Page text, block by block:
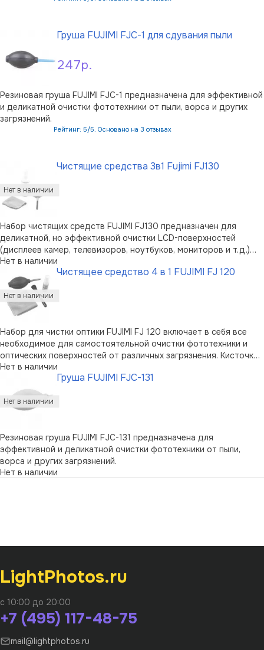
247р.
Груша FUJIMI FJС-1 для сдувания пыли
Резиновая груша FUJIMI FJС-1 предназначена для эффективной
и деликатной очистки фототехники от пыли, ворса и других
загрязнений.
Рейтинг: 5/5. Основано на 3 отзывах
Чистящие средства 3в1 Fujimi FJ130
Набор чистящих средств FUJIMI FJ130 предназначен для
деликатной, но эффективной очистки LCD-поверхностей
(дисплеев камер, телевизоров, ноутбуков, мониторов и т.д.)
Набор включает в себя кисточку для удаления крупных
загрязнений, безворсовую салфетку из микрофибры и
бутылочку спрея.
Нет в наличии
Чистящее средство 4 в 1 FUJIMI FJ 120
Набор для чистки оптики FUJIMI FJ 120 включает в себя все
необходимое для самостоятельной очистки фототехники и
оптических поверхностей от различных загрязнения. Кисточка
с мягким ворсом позволяет смахнуть крупные частицы грязи,
большая груша служит для деликатной очистки
труднодоступных мест от …
Нет в наличии
Груша FUJIMI FJС-131
Резиновая груша FUJIMI FJС-131 предназначена для
эффективной и деликатной очистки фототехники от пыли,
ворса и других загрязнений.
Нет в наличии
LightPhotos.ru
с 10:00 до 20:00
+7 (495) 117-48-75
mail@lightphotos.ru